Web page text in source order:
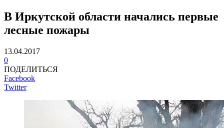
В Иркутской области начались первые
лесные пожары
13.04.2017
0
ПОДЕЛИТЬСЯ
Facebook
Twitter